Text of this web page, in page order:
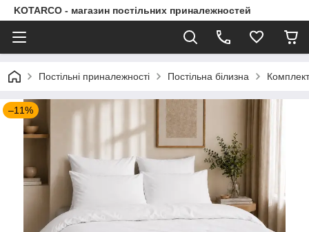
KOTARCO - магазин постільних приналежностей
Постільні приналежності Постільна білизна
–11%